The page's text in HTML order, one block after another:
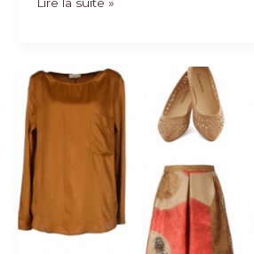
dress !
Lire la suite »